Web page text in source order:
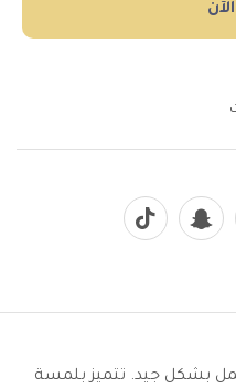
بشكل جيد. تتميز بلمسة